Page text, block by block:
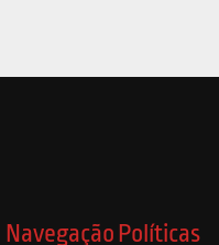
NavegaçãoPolíticas